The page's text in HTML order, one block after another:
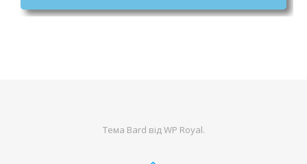
Тема Bard відWP Royal.